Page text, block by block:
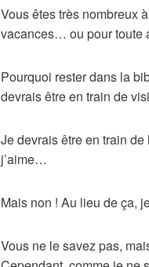
Vous êtes très nombreux
vacances… ou pour toute
Pourquoi rester dans la
devrais être en train de
Je devrais être en train
j’aime…
Mais non ! Au lieu de ça,
Vous ne le savez pas,